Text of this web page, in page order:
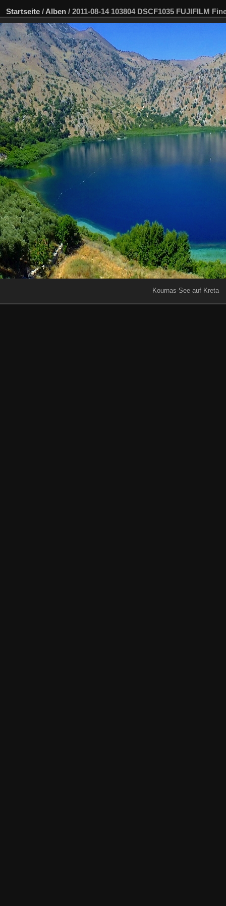
Startseite / Alben / 2011-08-14 103804 DSCF1035 FUJIFILM
Kournas-See auf Kreta